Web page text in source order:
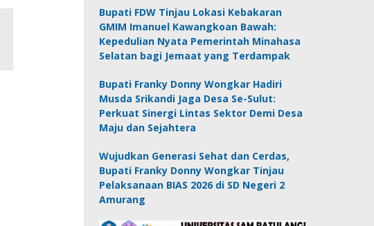
Bupati FDW Tinjau Lokasi Kebakaran
GMIM Imanuel Kawangkoan Bawah:
Kepedulian Nyata Pemerintah Minahasa
Selatan bagi Jemaat yang Terdampak
Bupati Franky Donny Wongkar Hadiri
Musda Srikandi Jaga Desa Se-Sulut:
Perkuat Sinergi Lintas Sektor Demi Desa
Maju dan Sejahtera
Wujudkan Generasi Sehat dan Cerdas,
Bupati Franky Donny Wongkar Tinjau
Pelaksanaan BIAS 2026 di SD Negeri 2
Amurang